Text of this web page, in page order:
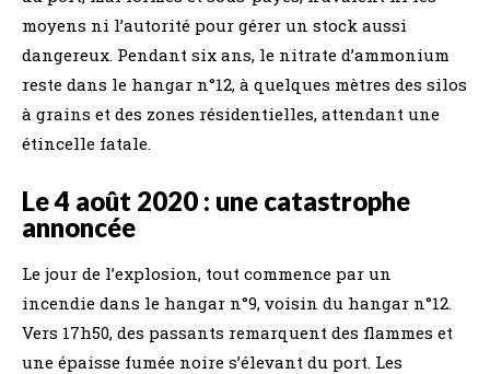
moyens ni l’autorité pour gérer un stock aussi
dangereux. Pendant six ans, le nitrate d’ammonium
reste dans le hangar n°12, à quelques mètres des silos
à grains et des zones résidentielles, attendant une
étincelle fatale.
Le 4 août 2020 : une catastrophe
annoncée
Le jour de l’explosion, tout commence par un
incendie dans le hangar n°9, voisin du hangar n°12.
Vers 17h50, des passants remarquent des flammes et
une épaisse fumée noire s’élevant du port. Les